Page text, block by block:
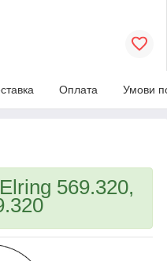
Оплата Умови
569.320,